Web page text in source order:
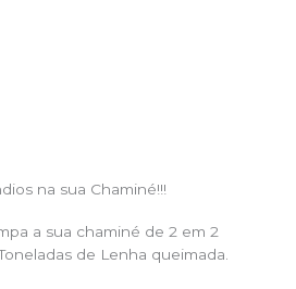
na sua Chaminé!!!
a sua chaminé de 2 em 2
de Lenha queimada.